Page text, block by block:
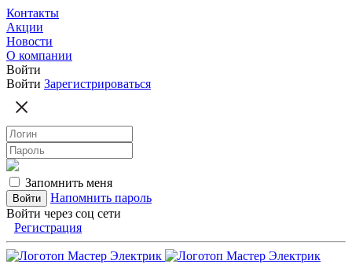
Контакты
Акции
Новости
О компании
Войти
Войти Зарегистрироваться
Запомнить меня
Напомнить пароль
Войти через соц сети
Регистрация